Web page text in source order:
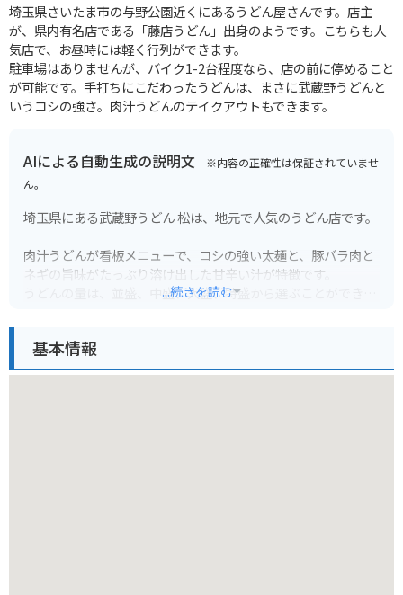
埼玉県さいたま市の与野公園近くにあるうどん屋さんです。店主
が、県内有名店である「藤店うどん」出身のようです。こちらも人
気店で、お昼時には軽く行列ができます。
駐車場はありませんが、バイク1-2台程度なら、店の前に停めること
が可能です。手打ちにこだわったうどんは、まさに武蔵野うどんと
いうコシの強さ。肉汁うどんのテイクアウトもできます。
AIによる自動生成の説明文 ※内容の正確性は保証されていませ
ん。
埼玉県にある武蔵野うどん 松は、地元で人気のうどん店です。
肉汁うどんが看板メニューで、コシの強い太麺と、豚バラ肉と
ネギの旨味がたっぷり溶け出した甘辛い汁が特徴です。
うどんの量は、並盛、中盛、大盛、特盛から選ぶことができ、
囲気です。
...続きを読む
基本情報